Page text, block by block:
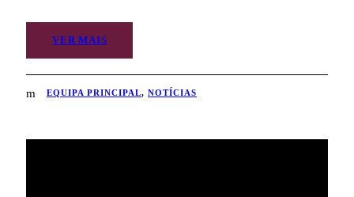
VER MAIS
EQUIPA PRINCIPAL, NOTÍCIAS